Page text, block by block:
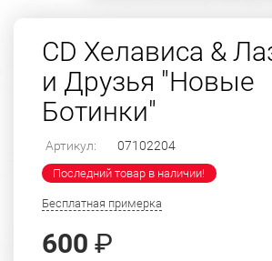
CD Хелависа &
и Друзья "Новые
Ботинки"
Артикул: 07102204
Последний товар в наличии!
Бесплатная примерка
600 ₽